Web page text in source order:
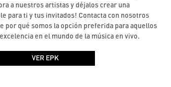
a nuestros artistas y déjalos crear una
para ti y tus invitados! Contacta con nosotros
por qué somos la opción preferida para aquellos
en el mundo de la música en vivo.
VER EPK